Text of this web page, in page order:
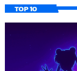
TOP 10